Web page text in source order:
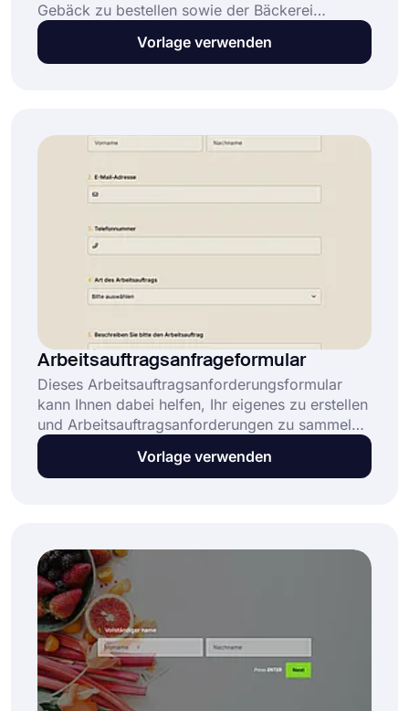
Gebäck zu bestellen sowie der Bäckerei
Kontaktinformationen und spezielle
Anweisungen mitzuteilen. Diese kostenlose und
Vorlage verwenden
Arbeitsauftragsanfrageformular
Dieses Arbeitsauftragsanforderungsformular
kann Ihnen dabei helfen, Ihr eigenes zu erstellen
und Arbeitsauftragsanforderungen zu sammeln.
Öffnen Sie dieses
Arbeitsauftragsanforderungsformular, passen
Schaltfläche "Vorlage verwenden".
Vorlage verwenden